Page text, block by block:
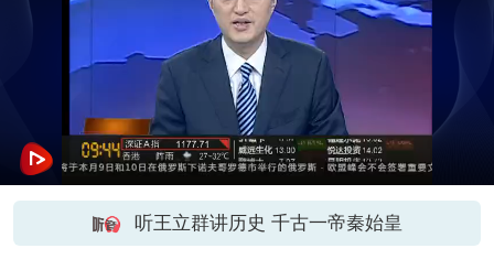
听王立群讲历史 千古一帝秦始皇